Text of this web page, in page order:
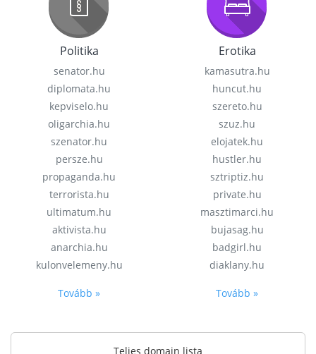
Politika
senator.hu
diplomata.hu
kepviselo.hu
oligarchia.hu
szenator.hu
persze.hu
propaganda.hu
terrorista.hu
ultimatum.hu
aktivista.hu
anarchia.hu
kulonvelemeny.hu
Tovább »
Erotika
kamasutra.hu
huncut.hu
szereto.hu
szuz.hu
elojatek.hu
hustler.hu
sztriptiz.hu
private.hu
masztimarci.hu
bujasag.hu
badgirl.hu
diaklany.hu
Tovább »
Teljes domain lista